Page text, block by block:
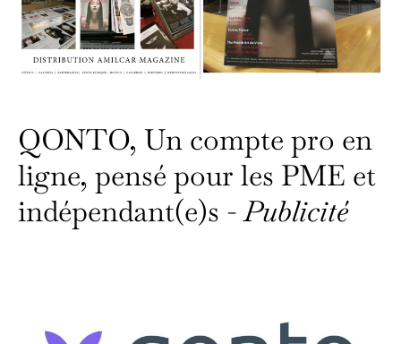
QONTO, Un compte pro en
ligne, pensé pour les PME et
indépendant(e)s -Publicité